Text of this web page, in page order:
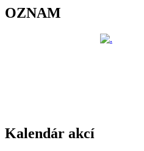
OZNAM
Kalendár akcí